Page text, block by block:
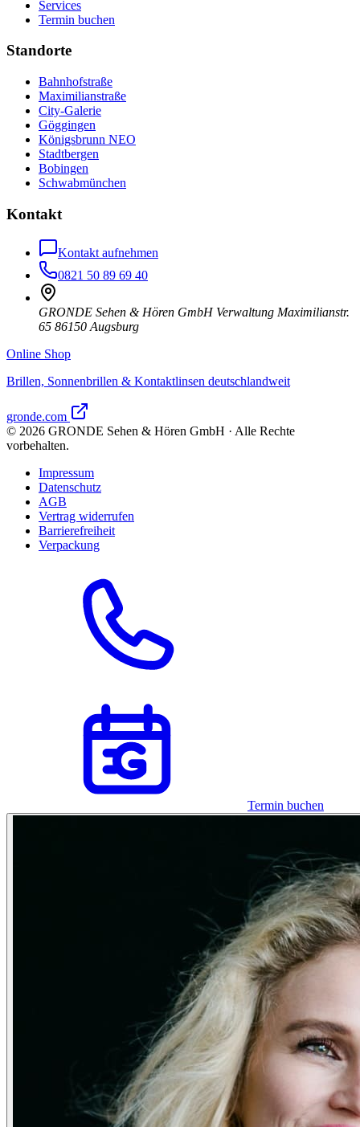
Services
Termin buchen
Standorte
Bahnhofstraße
Maximilianstraße
City-Galerie
Göggingen
Königsbrunn NEO
Stadtbergen
Bobingen
Schwabmünchen
Kontakt
Kontakt aufnehmen
0821 50 89 69 40
GRONDE Sehen & Hören GmbH Verwaltung Maximilianstr.
65 86150 Augsburg
Online Shop
Brillen, Sonnenbrillen & Kontaktlinsen deutschlandweit
gronde.com
© 2026 GRONDE Sehen & Hören GmbH · Alle Rechte
vorbehalten.
Impressum
Datenschutz
AGB
Vertrag widerrufen
Barrierefreiheit
Verpackung
Termin buchen